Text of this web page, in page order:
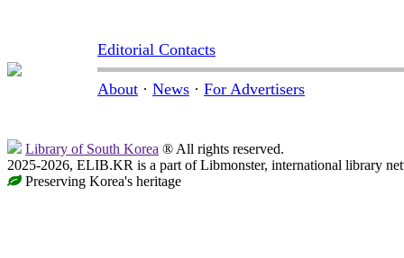
Editorial Contacts
About · News · For Advertisers
Library of South Korea ® All rights reserved.
2025-2026, ELIB.KR is a part of Libmonster, international library
Preserving Korea's heritage